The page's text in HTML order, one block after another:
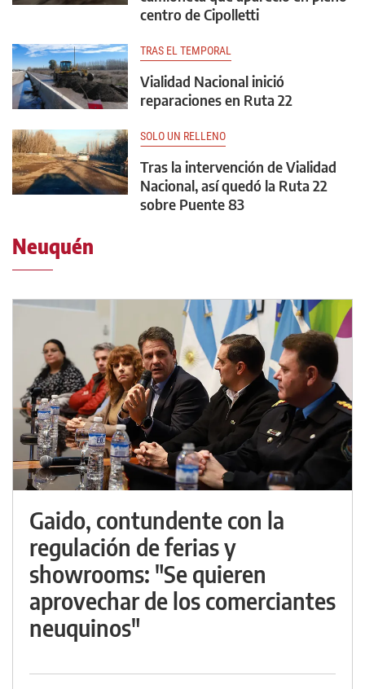
centro de Cipolletti
TRAS EL TEMPORAL
Vialidad Nacional inició
reparaciones en Ruta 22
SOLO UN RELLENO
Tras la intervención de Vialidad
Nacional, así quedó la Ruta 22
sobre Puente 83
Neuquén
Gaido, contundente con la
regulación de ferias y
showrooms: "Se quieren
aprovechar de los comerciantes
neuquinos"